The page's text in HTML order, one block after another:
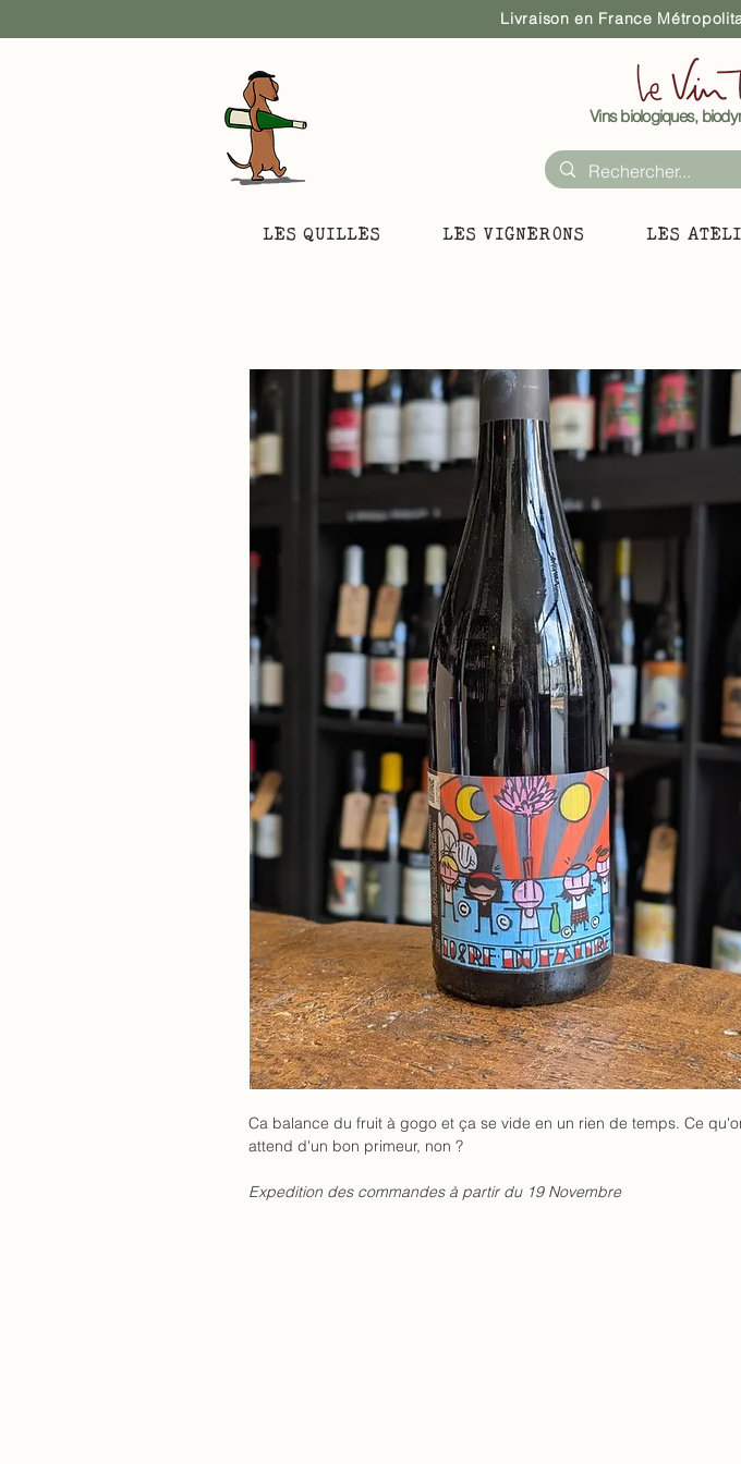
Livraison en France
Vins biologiques,
LES QUILLES LES VIGNERONS LES
Ca balance du fruit à gogo et ça se vide en un rien de temps. Ce
attend d'un bon primeur, non ?
Expedition des commandes à partir du 19 Novembre